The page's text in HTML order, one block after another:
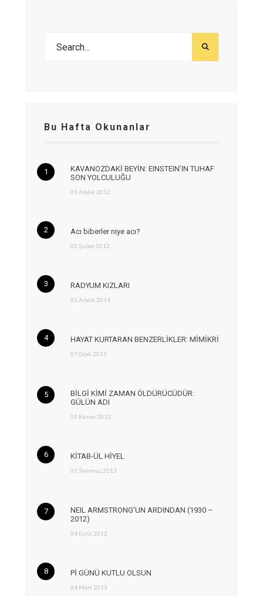
Bu Hafta Okunanlar
KAVANOZDAKİ BEYİN: EINSTEIN’IN TUHAF
SON YOLCULUĞU
03 Aralık 2012
Acı biberler niye acı?
02 Şubat 2012
RADYUM KIZLARI
03 Aralık 2014
HAYAT KURTARAN BENZERLİKLER: MİMİKRİ
07 Ocak 2013
BİLGİ KİMİ ZAMAN ÖLDÜRÜCÜDÜR:
GÜLÜN ADI
05 Kasım 2012
KİTAB-ÜL HİYEL
01 Temmuz 2013
NEIL ARMSTRONG’UN ARDINDAN (1930 –
2012)
04 Eylül 2012
Pİ GÜNÜ KUTLU OLSUN
04 Mart 2013